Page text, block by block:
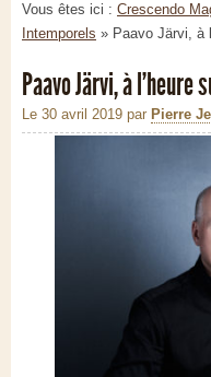
Vous êtes ici : Crescendo
Intemporels » Paavo Järvi, à
Paavo Järvi, à l’heure
Le 30 avril 2019 par Pierre